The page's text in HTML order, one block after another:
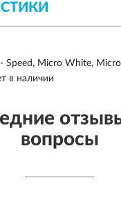
- Speed, Micro White,
в наличии
вопросы